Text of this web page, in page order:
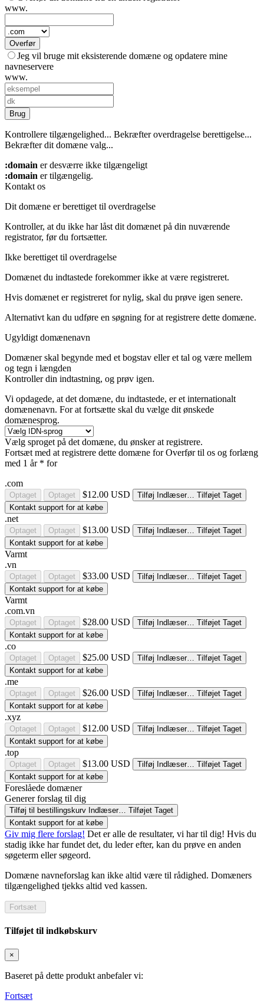
www.
Overfør
Jeg vil bruge mit eksisterende domæne og opdatere mine
navneservere
www.
Brug
Kontrollere tilgængelighed... Bekræfter overdragelse berettigelse...
Bekræfter dit domæne valg...
:domain er desværre ikke tilgængeligt
:domain er tilgængelig.
Kontakt os
Dit domæne er berettiget til overdragelse
Kontroller, at du ikke har låst dit domænet på din nuværende
registrator, før du fortsætter.
Ikke berettiget til overdragelse
Domænet du indtastede forekommer ikke at være registreret.
Hvis domænet er registreret for nylig, skal du prøve igen senere.
Alternativt kan du udføre en søgning for at registrere dette domæne.
Ugyldigt domænenavn
Domæner skal begynde med et bogstav eller et tal og være mellem
og tegn i længden
Kontroller din indtastning, og prøv igen.
Vi opdagede, at det domæne, du indtastede, er et internationalt
domænenavn. For at fortsætte skal du vælge dit ønskede
domænesprog.
Vælg sproget på det domæne, du ønsker at registrere.
Fortsæt med at registrere dette domæne for Overfør til os og forlæng
med 1 år * for
.com
Optaget Optaget $12.00 USD Tilføj Indlæser… Tilføjet Taget
Kontakt support for at købe
.net
Optaget Optaget $13.00 USD Tilføj Indlæser… Tilføjet Taget
Kontakt support for at købe
Varmt
.vn
Optaget Optaget $33.00 USD Tilføj Indlæser… Tilføjet Taget
Kontakt support for at købe
Varmt
.com.vn
Optaget Optaget $28.00 USD Tilføj Indlæser… Tilføjet Taget
Kontakt support for at købe
.co
Optaget Optaget $25.00 USD Tilføj Indlæser… Tilføjet Taget
Kontakt support for at købe
.me
Optaget Optaget $26.00 USD Tilføj Indlæser… Tilføjet Taget
Kontakt support for at købe
.xyz
Optaget Optaget $12.00 USD Tilføj Indlæser… Tilføjet Taget
Kontakt support for at købe
.top
Optaget Optaget $13.00 USD Tilføj Indlæser… Tilføjet Taget
Kontakt support for at købe
Foreslåede domæner
Generer forslag til dig
Tilføj til bestillingskurv Indlæser… Tilføjet Taget
Kontakt support for at købe
Giv mig flere forslag! Det er alle de resultater, vi har til dig! Hvis du
stadig ikke har fundet det, du leder efter, kan du prøve en anden
søgeterm eller søgeord.
Domæne navneforslag kan ikke altid være til rådighed. Domæners
tilgængelighed tjekks altid ved kassen.
Tilføjet til indkøbskurv
×
Baseret på dette produkt anbefaler vi:
Fortsæt